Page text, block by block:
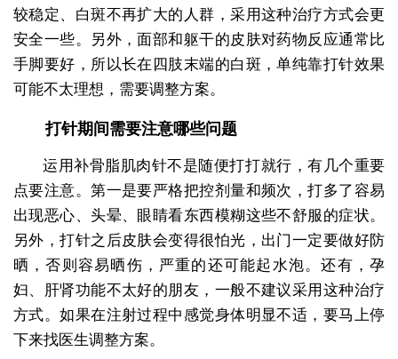
较稳定、白斑不再扩大的人群，采用这种治疗方式会更
安全一些。另外，面部和躯干的皮肤对药物反应通常比
手脚要好，所以长在四肢末端的白斑，单纯靠打针效果
可能不太理想，需要调整方案。
打针期间需要注意哪些问题
运用补骨脂肌肉针不是随便打打就行，有几个重要
点要注意。第一是要严格把控剂量和频次，打多了容易
出现恶心、头晕、眼睛看东西模糊这些不舒服的症状。
另外，打针之后皮肤会变得很怕光，出门一定要做好防
晒，否则容易晒伤，严重的还可能起水泡。还有，孕
妇、肝肾功能不太好的朋友，一般不建议采用这种治疗
方式。如果在注射过程中感觉身体明显不适，要马上停
下来找医生调整方案。